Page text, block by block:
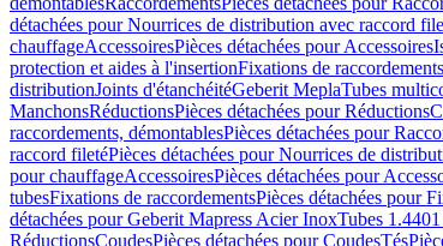
détachées pour Nourrices de distribution avec raccord
chauffageAccessoiresPièces détachées pour Accessoires
protection et aides à l'insertionFixations de raccordements
distributionJoints d'étanchéitéGeberit MeplaTubes
ManchonsRéductionsPièces détachées pour Réductions
raccordements, démontablesPièces détachées pour
raccord filetéPièces détachées pour Nourrices de
pour chauffageAccessoiresPièces détachées pour
tubesFixations de raccordementsPièces détachées pour
détachées pour Geberit Mapress Acier InoxTubes
RéductionsCoudesPièces détachées pour CoudesTés